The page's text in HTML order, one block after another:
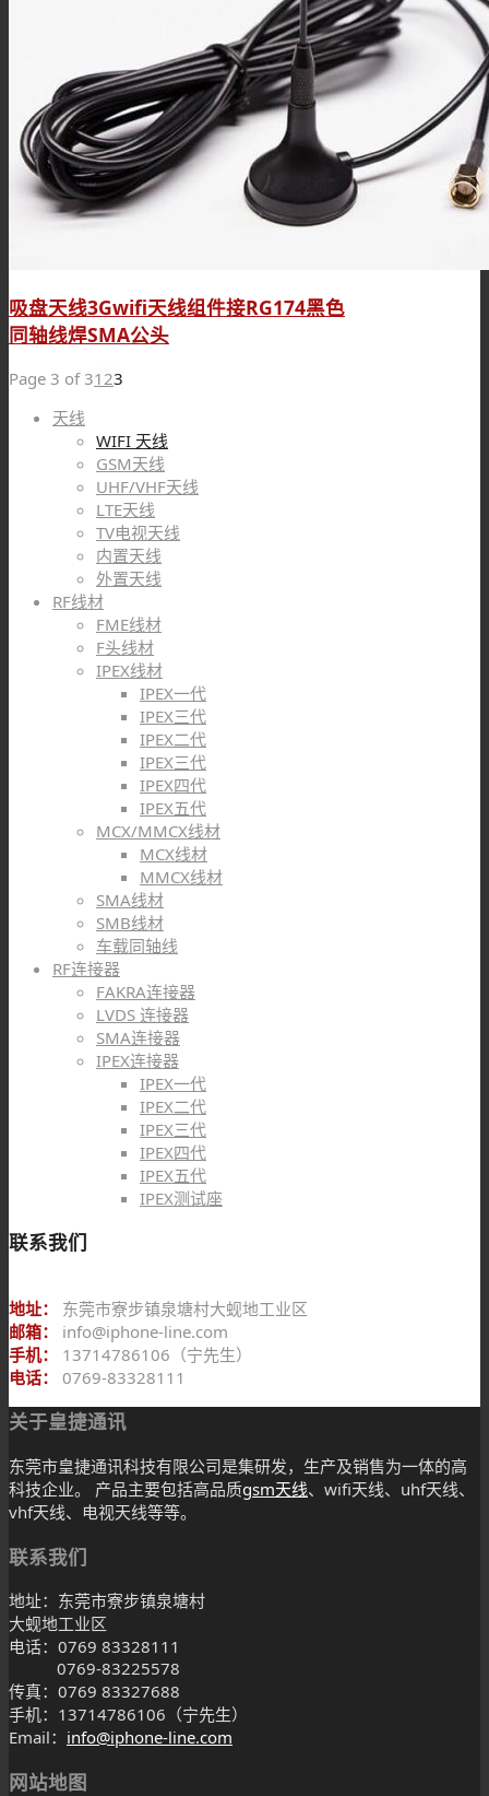
吸盘天线3Gwifi天线组件接RG174黑色
同轴线焊SMA公头
Page 3 of 31 23
天线
WIFI 天线
GSM天线
UHF/VHF天线
LTE天线
TV电视天线
内置天线
外置天线
RF线材
FME线材
F头线材
IPEX线材
IPEX一代
IPEX三代
IPEX二代
IPEX三代
IPEX四代
IPEX五代
MCX/MMCX线材
MCX线材
MMCX线材
SMA线材
SMB线材
车载同轴线
RF连接器
FAKRA连接器
LVDS 连接器
SMA连接器
IPEX连接器
IPEX一代
IPEX二代
IPEX三代
IPEX四代
IPEX五代
IPEX测试座
联系我们
地址：
东莞市寮步镇泉塘村大蚬地工业区
邮箱：
info@iphone-line.com
手机：
13714786106（宁先生）
电话：
0769-83328111
关于皇捷通讯
东莞市皇捷通讯科技有限公司是集研发，生产及销售为一体的高
科技企业。 产品主要包括高品质gsm天线、wifi天线、uhf天线、
vhf天线、电视天线等等。
联系我们
地址：东莞市寮步镇泉塘村
大蚬地工业区
电话：0769 83328111
0769-83225578
传真：0769 83327688
手机：13714786106（宁先生）
Email： info@iphone-line.com
网站地图